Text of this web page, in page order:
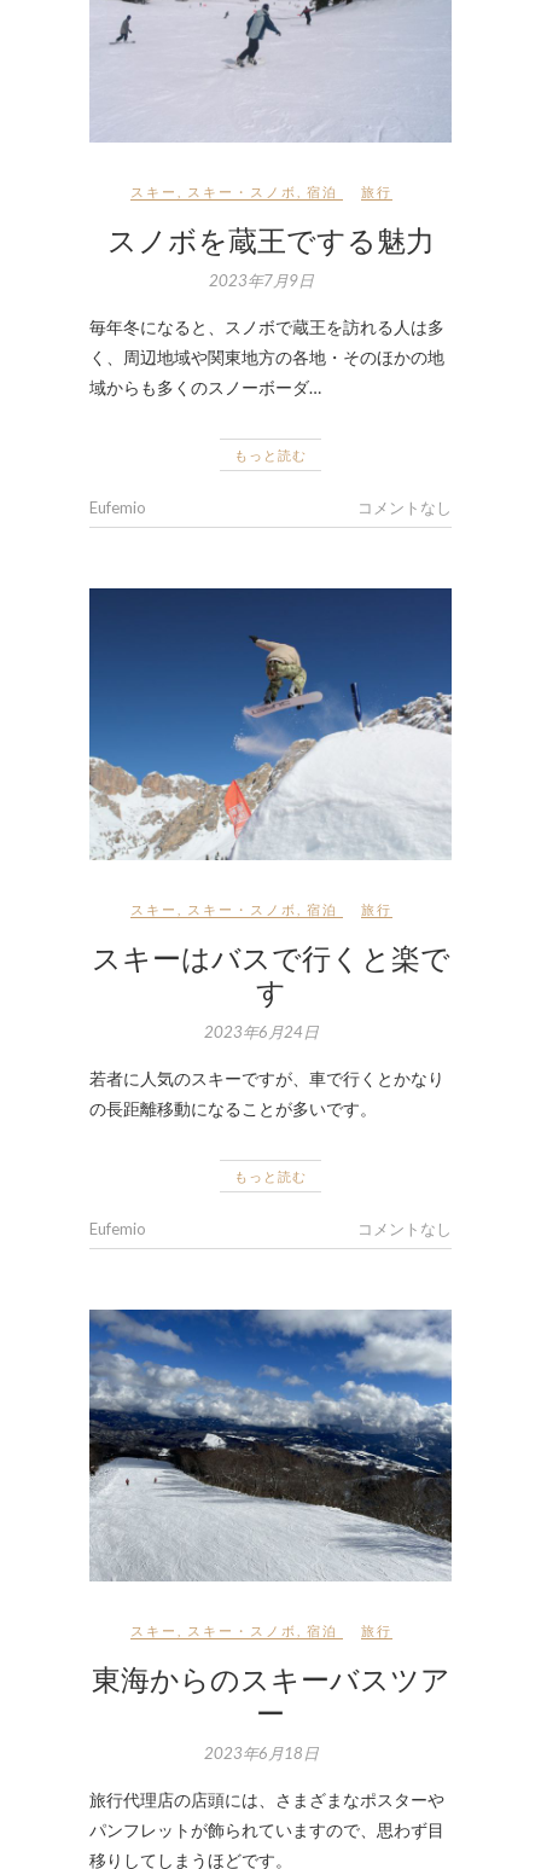
スキー スキー・スノボ 宿泊 旅行
スノボを蔵王でする魅力
2023年7月9日
毎年冬になると、スノボで蔵王を訪れる人は多
く、周辺地域や関東地方の各地・そのほかの地
域からも多くのスノーボーダ…
もっと読む
Eufemio コメントなし
スキー スキー・スノボ 宿泊 旅行
スキーはバスで行くと楽で
す
2023年6月24日
若者に人気のスキーですが、車で行くとかなり
の長距離移動になることが多いです。
もっと読む
Eufemio コメントなし
スキー スキー・スノボ 宿泊 旅行
東海からのスキーバスツア
ー
2023年6月18日
旅行代理店の店頭には、さまざまなポスターや
パンフレットが飾られていますので、思わず目
移りしてしまうほどです。